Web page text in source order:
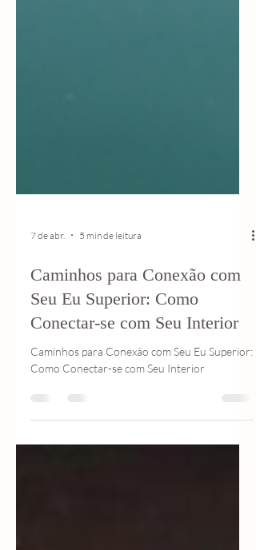
7 de abr. 5 min de leitura
Caminhos para Conexão com
Seu Eu Superior: Como
Conectar-se com Seu Interior